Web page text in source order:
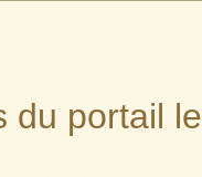
du portail